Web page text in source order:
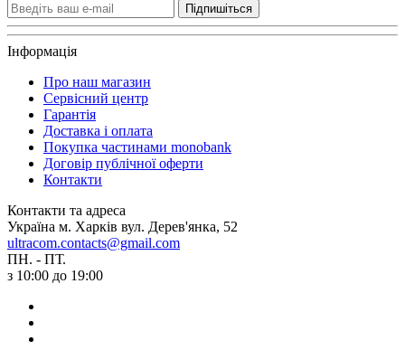
Підпишіться
Інформація
Про наш магазин
Сервісний центр
Гарантія
Доставка і оплата
Покупка частинами monobank
Договір публічної оферти
Контакти
Контакти та адреса
Україна м. Харків вул. Дерев'янка, 52
ultracom.contacts@gmail.com
ПН. - ПТ.
з 10:00 до 19:00